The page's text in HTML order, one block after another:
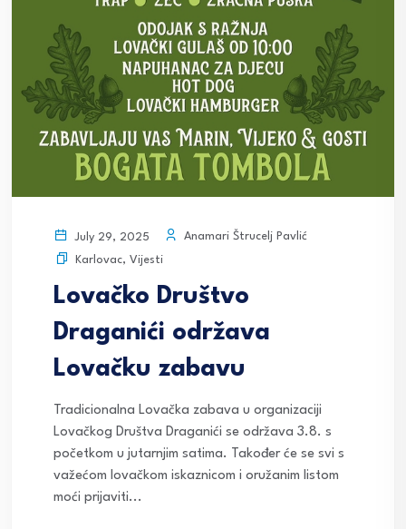
July 29, 2025
Anamari Štrucelj Pavlić
Karlovac, Vijesti
Lovačko Društvo
Draganići održava
Lovačku zabavu
Tradicionalna Lovačka zabava u organizaciji
Lovačkog Društva Draganići se održava 3.8. s
početkom u jutarnjim satima. Također će se svi s
važećom lovačkom iskaznicom i oružanim listom
moći prijaviti...